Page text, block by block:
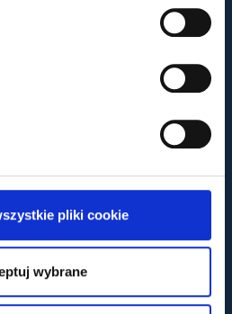
pliki cookie
wybrane
zabiegi